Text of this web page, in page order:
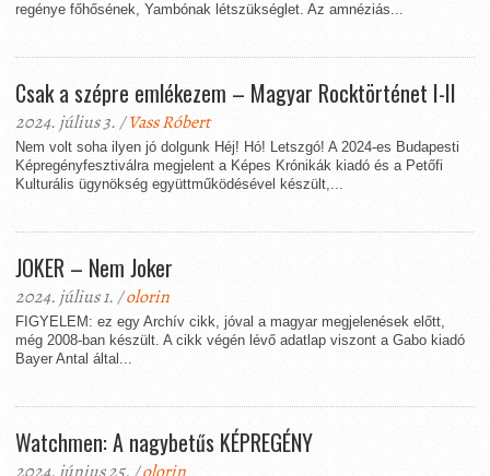
regénye főhősének, Yambónak létszükséglet. Az amnéziás...
Csak a szépre emlékezem – Magyar Rocktörténet I-II
2024. július 3. /Vass Róbert
Nem volt soha ilyen jó dolgunk Héj! Hó! Letszgó! A 2024-es Budapesti
Képregényfesztiválra megjelent a Képes Krónikák kiadó és a Petőfi
Kulturális ügynökség együttműködésével készült,...
JOKER – Nem Joker
2024. július 1. /olorin
FIGYELEM: ez egy Archív cikk, jóval a magyar megjelenések előtt,
még 2008-ban készült. A cikk végén lévő adatlap viszont a Gabo kiadó
Bayer Antal által...
Watchmen: A nagybetűs KÉPREGÉNY